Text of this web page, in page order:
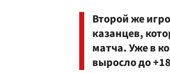
Второй же
казанцев,
матча. Уже в
выросло до